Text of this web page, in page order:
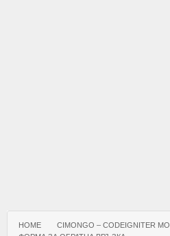
HOME CIMONGO – CODEIGNITER